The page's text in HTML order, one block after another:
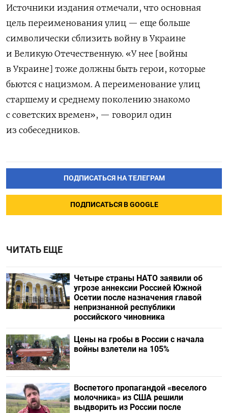
Источники издания отмечали, что основная
цель переименования улиц — еще больше
символически сблизить войну в Украине
и Великую Отечественную. «У нее [войны
в Украине] тоже должны быть герои, которые
бьются с нацизмом. А переименование улиц
старшему и среднему поколению знакомо
с советских времен», — говорил один
из собеседников.
ПОДПИСАТЬСЯ НА ТЕЛЕГРАМ
ПОДПИСАТЬСЯ В GOOGLE
ЧИТАТЬ ЕЩЕ
Четыре страны НАТО заявили об
угрозе аннексии Россией Южной
Осетии после назначения главой
непризнанной республики
российского чиновника
Цены на гробы в России с начала
войны взлетели на 105%
Воспетого пропагандой «веселого
молочника» из США решили
выдворить из России после